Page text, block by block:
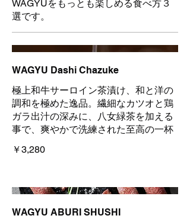
WAGYUをもっとも楽しめる食べ方３
選です。
WAGYU Dashi Chazuke
極上和牛サーロイン茶漬け、和と洋の
調和を極めた逸品。繊細なカツオと鶏
ガラ出汁の深みに、八女緑茶を加える
事で、爽やかで洗練された至高の一杯
￥3,280
WAGYU ABURI SHUSHI